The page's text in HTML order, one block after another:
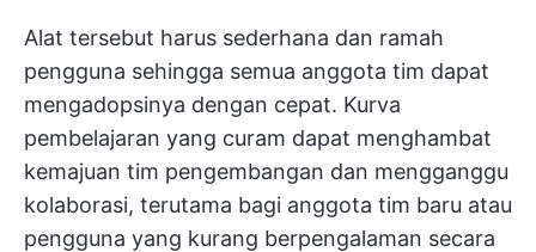
Alat tersebut harus sederhana dan ramah
pengguna sehingga semua anggota tim dapat
mengadopsinya dengan cepat. Kurva
pembelajaran yang curam dapat menghambat
kemajuan tim pengembangan dan mengganggu
kolaborasi, terutama bagi anggota tim baru atau
pengguna yang kurang berpengalaman secara